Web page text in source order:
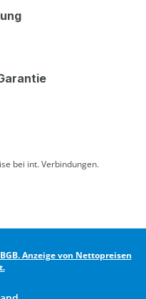
bei int. Verbindungen.
Anzeige von Nettopreisen